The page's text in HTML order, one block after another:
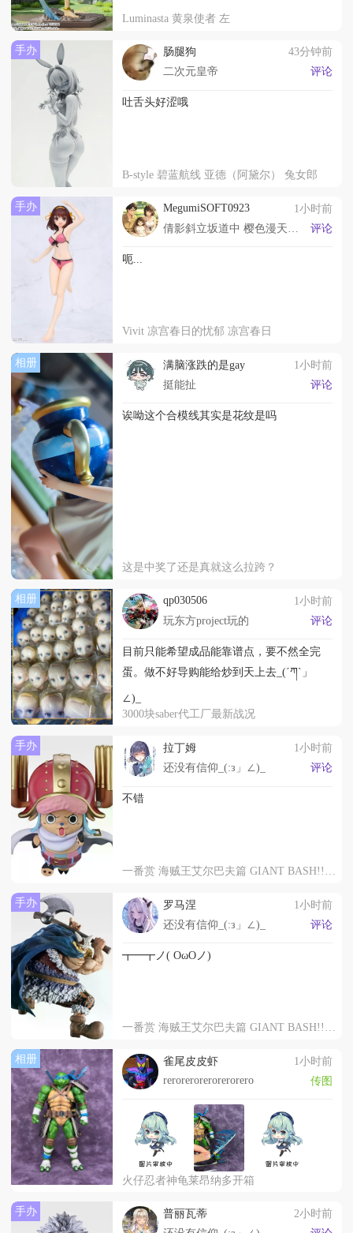
Luminasta 黄泉使者 左
手办 肠腿狗
43分钟前
二次元皇帝
评论
吐舌头好涩哦
B-style 碧蓝航线 亚德（阿黛尔） 兔女郎
手办 MegumiSOFT0923
1小时前
评论
呃...
Vivit 凉宫春日的忧郁 凉宫春日
相册 满脑涨跌的是gay
1小时前
挺能扯
评论
诶呦这个合模线其实是花纹是吗
这是中奖了还是真就这么拉跨？
相册 qp030506
1小时前
玩东方project玩的
评论
目前只能希望成品能靠谱点，要不然全完
蛋。做不好导购能给炒到天上去_(´ཀ`」
∠)_
3000块saber代工厂最新战况
手办 拉丁姆
1小时前
还没有信仰_(:з」∠)_
评论
不错
手办 罗马涅
1小时前
还没有信仰_(:з」∠)_
评论
┳━┳ノ( OωOノ)
相册 雀尾皮皮虾
1小时前
rerorerorerorerorero
传图
火仔忍者神龟莱昂纳多开箱
手办 普丽瓦蒂
2小时前